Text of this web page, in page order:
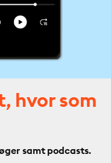
hvor som
samt podcasts.